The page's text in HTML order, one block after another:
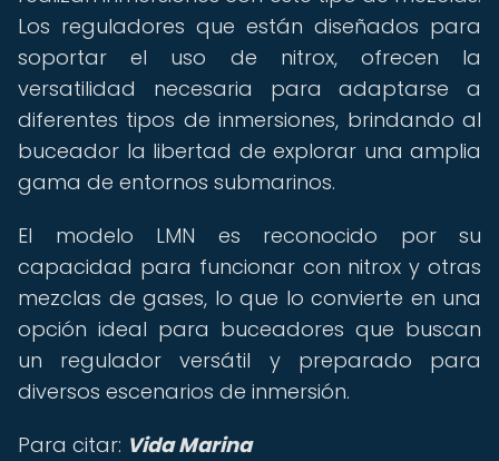
Los reguladores que están diseñados para
soportar el uso de nitrox, ofrecen la
versatilidad necesaria para adaptarse a
diferentes tipos de inmersiones, brindando al
buceador la libertad de explorar una amplia
gama de entornos submarinos.
El modelo LMN es reconocido por su
capacidad para funcionar con nitrox y otras
mezclas de gases, lo que lo convierte en una
opción ideal para buceadores que buscan
un regulador versátil y preparado para
diversos escenarios de inmersión.
Para citar: Vida Marina